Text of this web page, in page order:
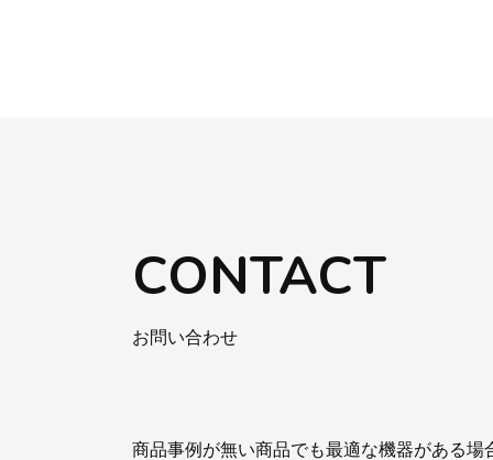
CONTACT
お問い合わせ
商品事例が無い商品でも最適な機器がある